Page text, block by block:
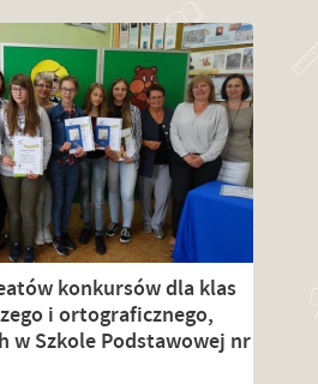
konkursów dla klas
i ortograficznego,
w Szkole Podstawowej nr